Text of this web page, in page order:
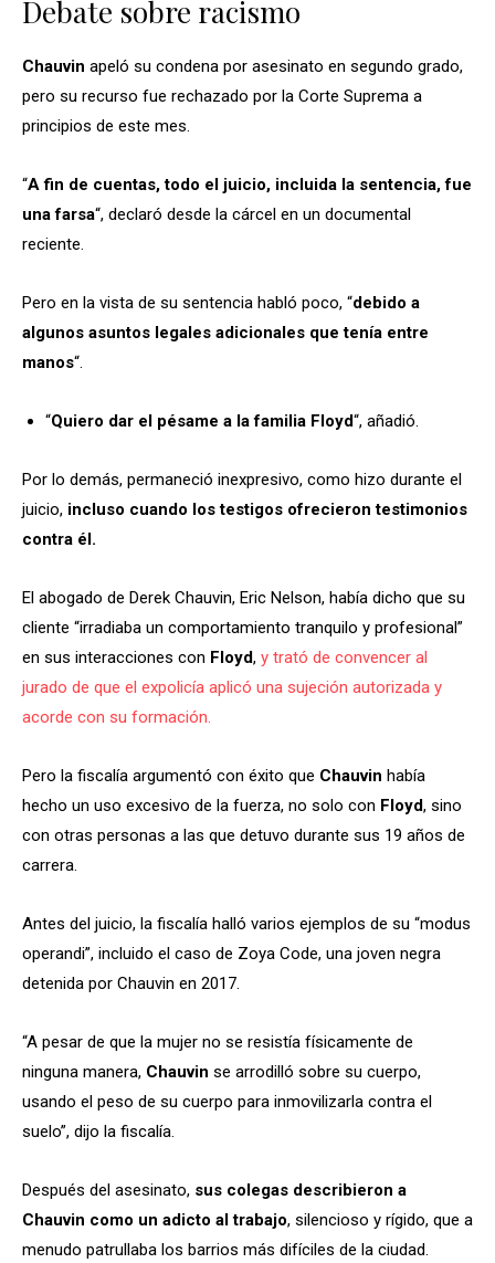
Debate sobre racismo
Chauvin apeló su condena por asesinato en segundo grado,
pero su recurso fue rechazado por la Corte Suprema a
principios de este mes.
“A fin de cuentas, todo el juicio, incluida la sentencia, fue
una farsa“, declaró desde la cárcel en un documental
reciente.
Pero en la vista de su sentencia habló poco, “debido a
algunos asuntos legales adicionales que tenía entre
manos“.
“Quiero dar el pésame a la familia Floyd“, añadió.
Por lo demás, permaneció inexpresivo, como hizo durante el
juicio, incluso cuando los testigos ofrecieron testimonios
contra él.
El abogado de Derek Chauvin, Eric Nelson, había dicho que su
cliente “irradiaba un comportamiento tranquilo y profesional”
en sus interacciones con Floyd, y trató de convencer al
jurado de que el expolicía aplicó una sujeción autorizada y
acorde con su formación.
Pero la fiscalía argumentó con éxito que Chauvin había
hecho un uso excesivo de la fuerza, no solo con Floyd, sino
con otras personas a las que detuvo durante sus 19 años de
carrera.
Antes del juicio, la fiscalía halló varios ejemplos de su “modus
operandi”, incluido el caso de Zoya Code, una joven negra
detenida por Chauvin en 2017.
“A pesar de que la mujer no se resistía físicamente de
ninguna manera, Chauvin se arrodilló sobre su cuerpo,
usando el peso de su cuerpo para inmovilizarla contra el
suelo”, dijo la fiscalía.
Después del asesinato, sus colegas describieron a
Chauvin como un adicto al trabajo, silencioso y rígido, que a
menudo patrullaba los barrios más difíciles de la ciudad.